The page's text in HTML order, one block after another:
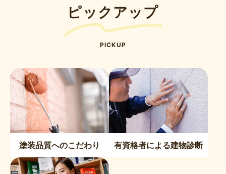
ピックアップ
PICKUP
塗装品質へのこだわり 有資格者による建物診断